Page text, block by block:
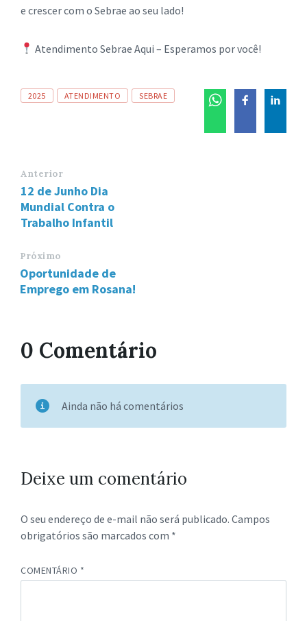
e crescer com o Sebrae ao seu lado!
Atendimento Sebrae Aqui – Esperamos por você!
Tags
2025 ATENDIMENTO SEBRAE
Anterior
12 de Junho Dia
Mundial Contra o
Trabalho Infantil
Próximo
Oportunidade de
Emprego em Rosana!
0 Comentário
Ainda não há comentários
Deixe um comentário
O seu endereço de e-mail não será publicado. Campos
obrigatórios são marcados com *
COMENTÁRIO *